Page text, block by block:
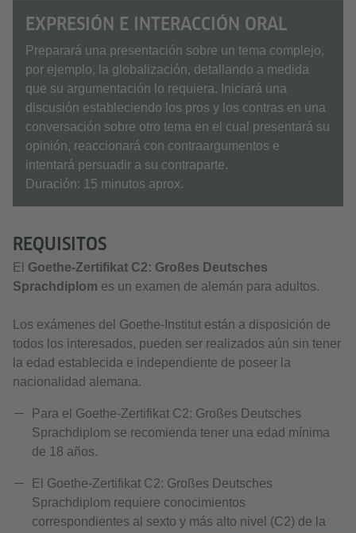
EXPRESIÓN E INTERACCIÓN ORAL
Preparará una presentación sobre un tema complejo,
por ejemplo, la globalización, detallando a medida
que su argumentación lo requiera. Iniciará una
discusión estableciendo los pros y los contras en una
conversación sobre otro tema en el cual presentará su
opinión, reaccionará con contraargumentos e
intentará persuadir a su contraparte.
Duración: 15 minutos aprox.
REQUISITOS
El Goethe-Zertifikat C2: Großes Deutsches
Sprachdiplom es un examen de alemán para adultos.
Los exámenes del Goethe-Institut están a disposición de
todos los interesados, pueden ser realizados aún sin tener
la edad establecida e independiente de poseer la
nacionalidad alemana.
Para el Goethe-Zertifikat C2: Großes Deutsches
Sprachdiplom se recomienda tener una edad mínima
de 18 años.
El Goethe-Zertifikat C2: Großes Deutsches
Sprachdiplom requiere conocimientos
correspondientes al sexto y más alto nivel (C2) de la